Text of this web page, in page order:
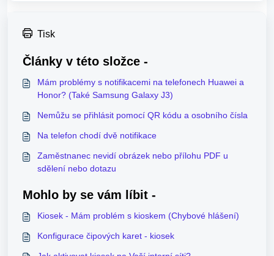
Tisk
Články v této složce -
Mám problémy s notifikacemi na telefonech Huawei a
Honor? (Také Samsung Galaxy J3)
Nemůžu se přihlásit pomocí QR kódu a osobního čísla
Na telefon chodí dvě notifikace
Zaměstnanec nevidí obrázek nebo přílohu PDF u
sdělení nebo dotazu
Mohlo by se vám líbit -
Kiosek - Mám problém s kioskem (Chybové hlášení)
Konfigurace čipových karet - kiosek